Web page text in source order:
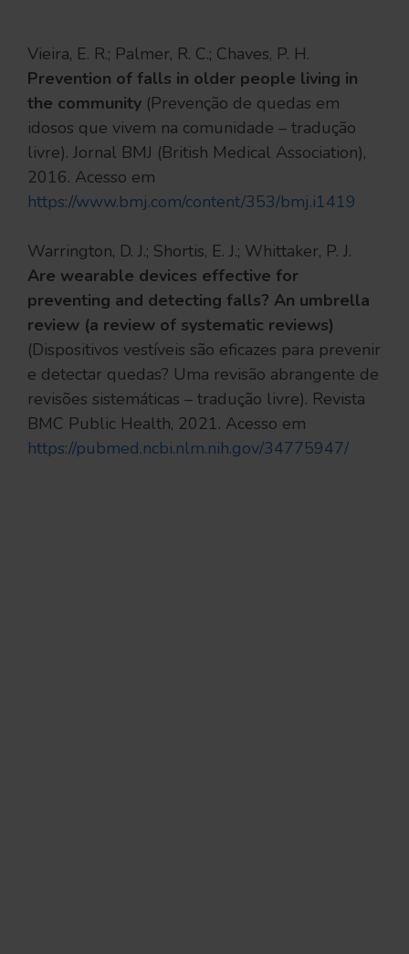
Vieira, E. R.; Palmer, R. C.; Chaves, P. H.
Prevention of falls in older people living in
the community (Prevenção de quedas em
idosos que vivem na comunidade – tradução
livre). Jornal BMJ (British Medical Association),
2016. Acesso em
https://www.bmj.com/content/353/bmj.i1419
Warrington, D. J.; Shortis, E. J.; Whittaker, P. J.
Are wearable devices effective for
preventing and detecting falls? An umbrella
review (a review of systematic reviews)
(Dispositivos vestíveis são eficazes para prevenir
e detectar quedas? Uma revisão abrangente de
revisões sistemáticas – tradução livre). Revista
BMC Public Health, 2021. Acesso em
https://pubmed.ncbi.nlm.nih.gov/34775947/